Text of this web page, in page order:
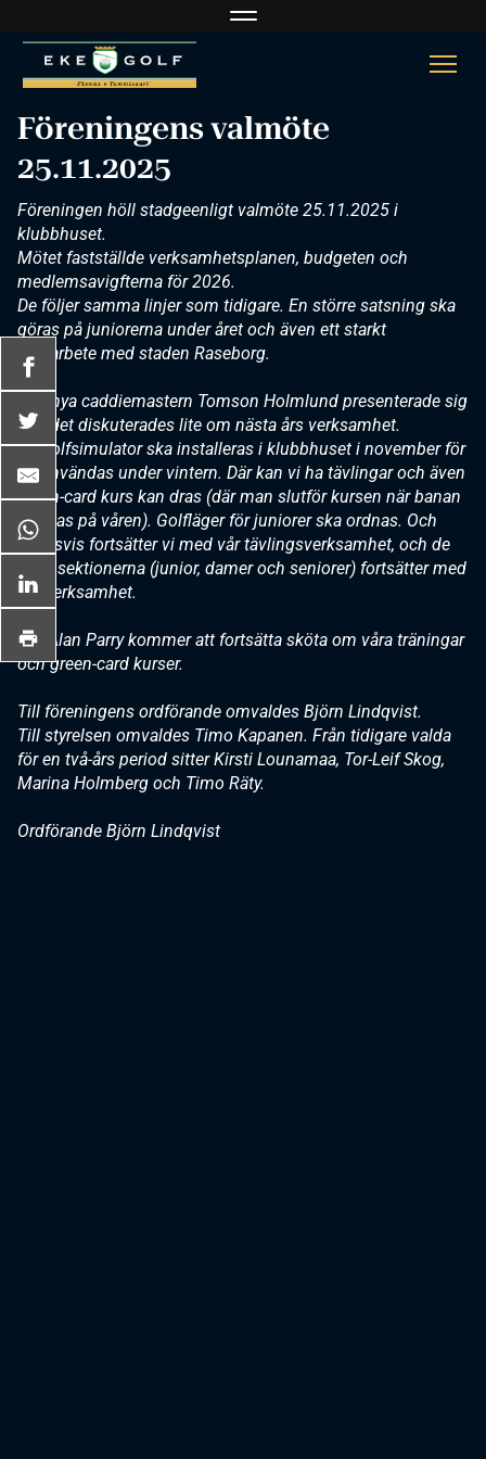
Navigaatio
Föreningens valmöte
25.11.2025
Föreningen höll stadgeenligt valmöte 25.11.2025 i
klubbhuset.
Mötet fastställde verksamhetsplanen, budgeten och
medlemsavigfterna för 2026.
De följer samma linjer som tidigare. En större satsning ska
göras på juniorerna under året och även ett starkt
samarbete med staden Raseborg.
Den nya caddiemastern Tomson Holmlund presenterade sig
och det diskuterades lite om nästa års verksamhet.
En golfsimulator ska installeras i klubbhuset i november för
att användas under vintern. Där kan vi ha tävlingar och även
green-card kurs kan dras (där man slutför kursen när banan
öppnas på våren). Golfläger för juniorer ska ordnas. Och
givetsvis fortsätter vi med vår tävlingsverksamhet, och de
olika sektionerna (junior, damer och seniorer) fortsätter med
sin verksamhet.
Pro Alan Parry kommer att fortsätta sköta om våra träningar
och green-card kurser.
Till föreningens ordförande omvaldes Björn Lindqvist.
Till styrelsen omvaldes Timo Kapanen. Från tidigare valda
för en två-års period sitter Kirsti Lounamaa, Tor-Leif Skog,
Marina Holmberg och Timo Räty.
Ordförande Björn Lindqvist